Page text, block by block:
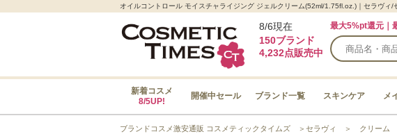
オイルコントロール モイスチャライジング ジェルクリーム(52ml/1.75fl.oz.)｜セラヴ
8/6現在
150ブランド
4,232点販売中
最大5%pt還元｜
新着コスメ
8/5UP!
開催中セール ブランド一覧 スキンケア メ
ブランドコスメ激安通販 コスメティックタイムズ ＞ セラヴィ ＞ クリーム